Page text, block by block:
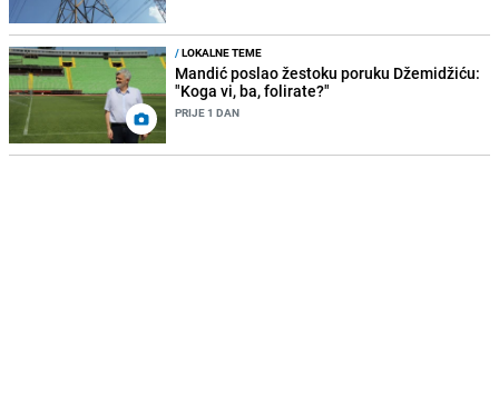
/LOKALNE TEME
Mandić poslao žestoku poruku Džemidžiću:
"Koga vi, ba, folirate?"
PRIJE 1 DAN